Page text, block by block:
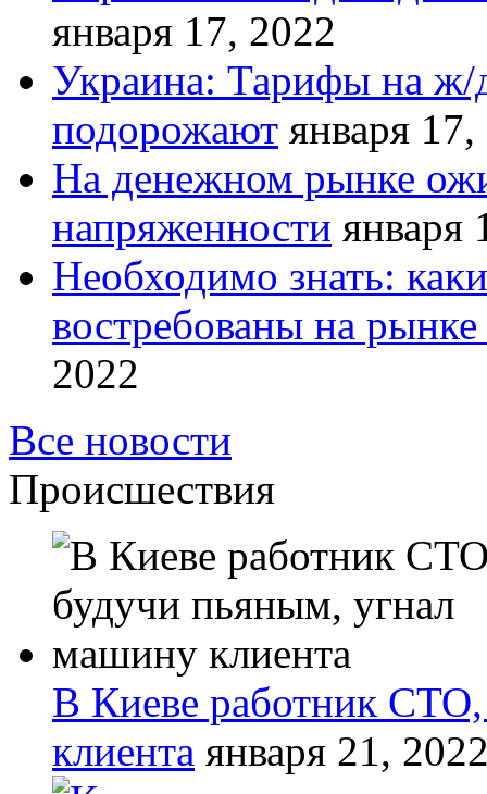
января 17, 2022
Украина: Тарифы на ж/
подорожают января
На денежном рынке
напряженности января
Необходимо знать:
востребованы на
2022
Все новости
Происшествия
В Киеве работник
клиента января 21,